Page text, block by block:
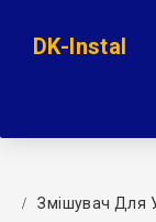
DK-Instal
Змішувач Для